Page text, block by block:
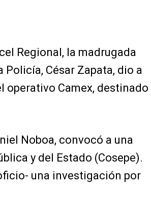
Regional, la madrugada
César Zapata, dio a
operativo Camex, destinado
Noboa, convocó a una
y del Estado (Cosepe).
una investigación por